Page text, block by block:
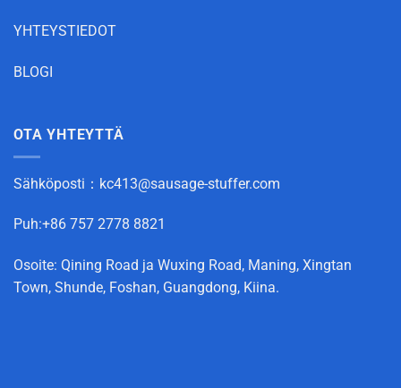
YHTEYSTIEDOT
BLOGI
OTA YHTEYTTÄ
Sähköposti： kc413@sausage-stuffer.com
Puh:+86 757 2778 8821
Osoite: Qining Road ja Wuxing Road, Maning, Xingtan
Town, Shunde, Foshan, Guangdong, Kiina.